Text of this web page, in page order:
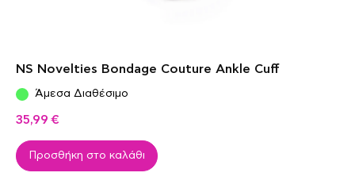
NS Novelties Bondage Couture Ankle Cuff
Άμεσα Διαθέσιμο
35,99 €
Προσθήκη στο καλάθι